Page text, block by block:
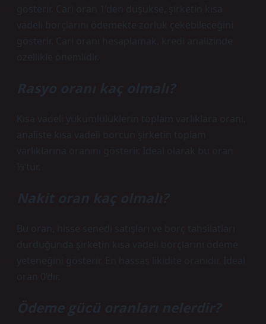
gösterir. Cari oran 1’den düşükse, şirketin kısa
vadeli borçlarını ödemekte zorluk çekebileceğini
gösterir. Cari oranı hesaplamak, kredi analizinde
özellikle önemlidir.
Rasyo oranı kaç olmalı?
Kısa vadeli yükümlülüklerin toplam varlıklara oranı,
analiste kısa vadeli borcun şirketin toplam
varlıklarına oranını gösterir. İdeal olarak bu oran
⅓’tür.
Nakit oran kaç olmalı?
Bu oran, hisse senedi satışları ve borç tahsilatları
durduğunda şirketin kısa vadeli borçlarını ödeme
yeteneğini gösterir. En hassas likidite oranıdır. İdeal
oran 0’dır.
Ödeme gücü oranları nelerdir?